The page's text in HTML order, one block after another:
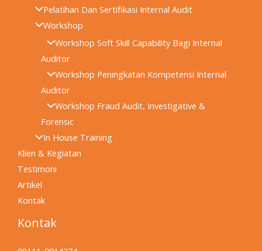
Pelatihan Dan Sertifikasi Internal Audit
Workshop
Workshop Soft Skill Capability Bagi Internal
Auditor
Workshop Peningkatan Kompetensi Internal
Auditor
Workshop Fraud Audit, Investigative &
Forensic
In House Training
Klien & Kegiatan
Testimoni
Artikel
Kontak
Kontak